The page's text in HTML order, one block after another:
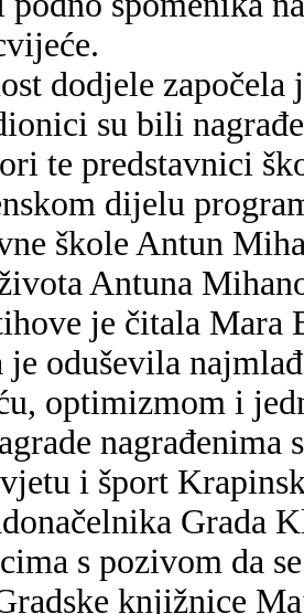
dodjele
su bili
te predstavnici
dijelu
škole Antun
Antuna
je čitala
oduševila
optimizmom i
i šport
Grada
s pozivom da
knjižnice